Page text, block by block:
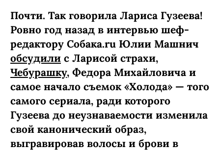
Почти. Так говорила Лариса Гузеева!
Ровно год назад в интервью шеф-
редактору Собака.ru Юлии Машнич
обсудили с Ларисой страхи,
Чебурашку, Федора Михайловича и
самое начало съемок «Холода» — того
самого сериала, ради которого
Гузеева до неузнаваемости изменила
свой канонический образ,
выгравировав волосы и брови в